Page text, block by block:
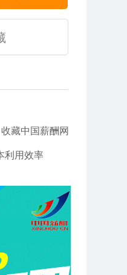
收藏中国薪酬网
利用效率